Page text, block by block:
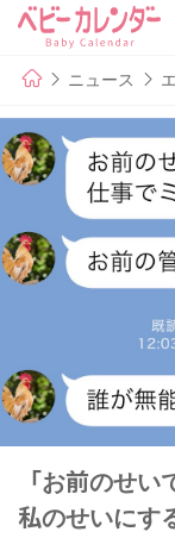
ニュース
「お前のせ
私のせいにす